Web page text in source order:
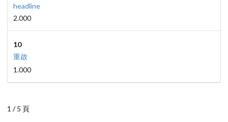
headline
2.000
10
重啟
1.000
1 / 5 頁